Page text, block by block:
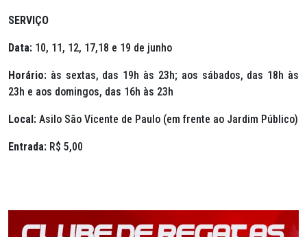
SERVIÇO
Data: 10, 11, 12, 17,18 e 19 de junho
Horário: às sextas, das 19h às 23h; aos sábados, das 18h às
23h e aos domingos, das 16h às 23h
Local: Asilo São Vicente de Paulo (em frente ao Jardim Público)
Entrada: R$ 5,00